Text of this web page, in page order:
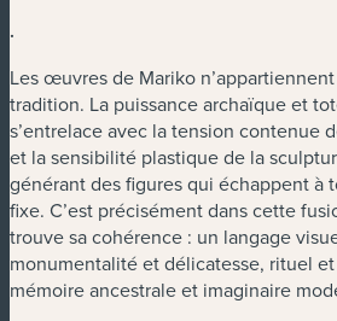
.
Les œuvres de Mariko
tradition. La puissance archaïque et
s’entrelace avec la tension contenue
et la sensibilité plastique de la
générant des figures qui échappent à
fixe. C’est précisément dans cette
trouve sa cohérence : un langage
monumentalité et délicatesse, rituel
mémoire ancestrale et imaginaire